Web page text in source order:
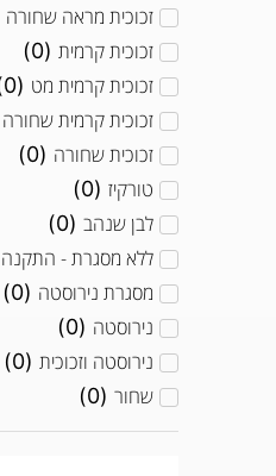
תנור בילד אין -
מקררים ומקפיאים
מקררי יין (
0
)
מקפיאים (
0
מקררים
מקררי PRO (
0
כיורים (
0
משטחי עבודה
ווק גז למטבח
ארון ייבוש
זכוכית מראה שחורה
זכוכית קרמית (
0
)
זכוכית קרמית מט (
0
זכוכית קרמית שחורה
זכוכית שחורה (
0
)
טורקיז (
0
)
לבן שנהב (
0
)
ללא מסגרת -
מסגרת נירוסטה (
0
)
נירוסטה (
0
)
נירוסטה וזכוכית (
0
)
שחור (
0
)